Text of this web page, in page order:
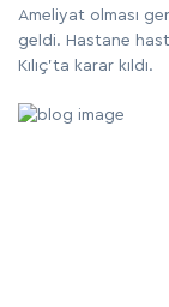
Ameliyat olması
geldi. Hastane
Kılıç’ta karar kıldı.